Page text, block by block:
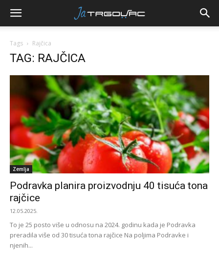
Tags Rajčica
TAG: RAJČICA
Zemlja
Podravka planira proizvodnju 40 tisuća tona
rajčice
12.05.2025.
To je 25 posto više u odnosu na 2024. godinu kada je Podravka
preradila više od 30 tisuća tona rajčice Na poljima Podravke i
njenih...